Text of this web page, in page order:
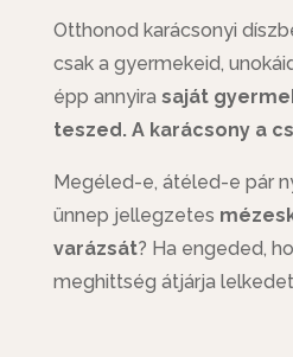
Otthonod karácsonyi
csak a gyermekeid,
épp annyira saját
teszed. A karácsony a
Megéled-e, átéled-e pár
ünnep jellegzetes
varázsát? Ha engeded,
meghittség átjárja